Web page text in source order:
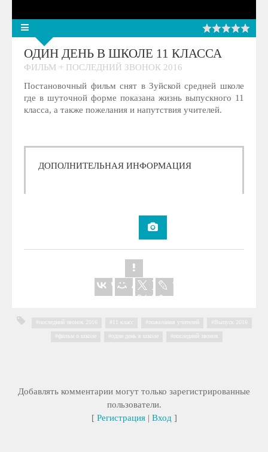
ОДИН ДЕНЬ В ШКОЛЕ 11 КЛАССА
ФИЛЬМ + ПОСЛЕДНИЙ ЗВОНОК 2016
Постановочный фильм снят в Зуйской средней школе
где в шуточной форме показана жизнь выпускного 11
класса, а также пожелания и напутствия учителей.
ДОПОЛНИТЕЛЬНАЯ ИНФОРМАЦИЯ
последний звонок 2016 11 класс пожелания учителей Выпуск 2016
фильм о школе один день в школе последний звонок
Добавлять комментарии могут только зарегистрированные
пользователи.
[ Регистрация| Вход]